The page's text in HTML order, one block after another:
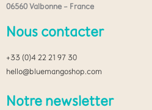
06560 Valbonne – France
Nous contacter
+33 (0)4 22 21 97 30
hello@bluemangoshop.com
Notre newsletter